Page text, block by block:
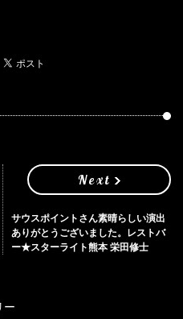
Next
サウスポイントさん素晴らしい演出
ありがとうございました。レストバ
ー★スターライト熊本 栄田修士
ー